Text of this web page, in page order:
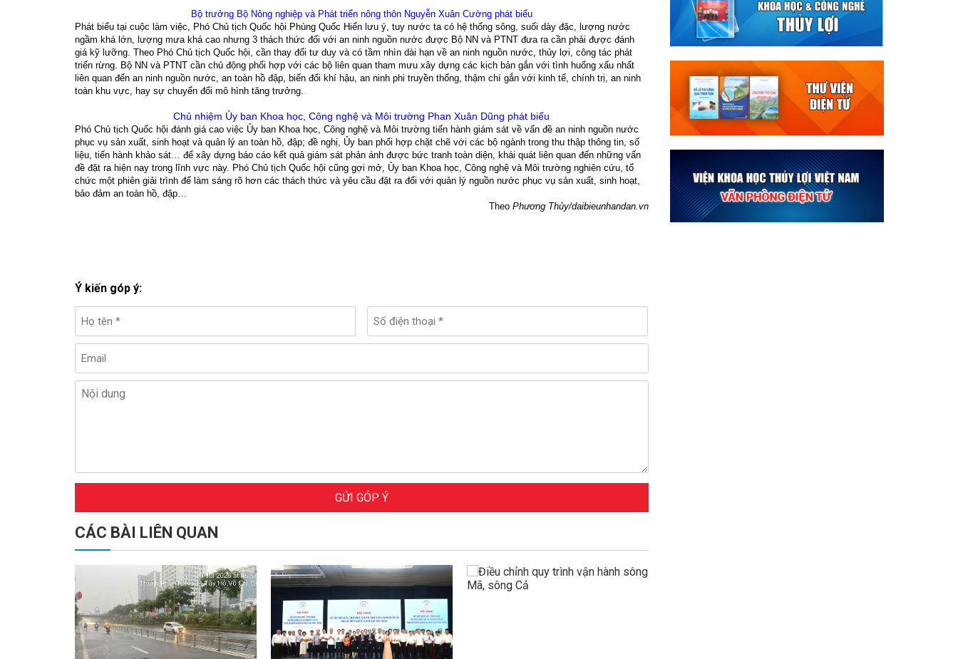
Bộ trưởng Bộ Nông nghiệp và Phát triển nông thôn Nguyễn Xuân Cường phát biểu
Phát biểu tại cuộc làm việc, Phó Chủ tịch Quốc hội Phùng Quốc Hiển lưu ý, tuy nước ta có hệ thống sông, suối dày đặc, lượng nước
ngầm khá lớn, lượng mưa khá cao nhưng 3 thách thức đối với an ninh nguồn nước được Bộ NN và PTNT đưa ra cần phải được đánh
giá kỹ lưỡng. Theo Phó Chủ tịch Quốc hội, cần thay đổi tư duy và có tầm nhìn dài hạn về an ninh nguồn nước, thủy lợi, công tác phát
triển rừng. Bộ NN và PTNT cần chủ động phối hợp với các bộ liên quan tham mưu xây dựng các kịch bản gắn với tình huống xấu nhất
liên quan đến an ninh nguồn nước, an toàn hồ đập, biến đổi khí hậu, an ninh phi truyền thống, thậm chí gắn với kinh tế, chính trị, an ninh
toàn khu vực, hay sự chuyển đổi mô hình tăng trưởng.
Chủ nhiệm Ủy ban Khoa học, Công nghệ và Môi trường Phan Xuân Dũng phát biểu
Phó Chủ tịch Quốc hội đánh giá cao việc Ủy ban Khoa học, Công nghệ và Môi trường tiến hành giám sát về vấn đề an ninh nguồn nước
phục vụ sản xuất, sinh hoạt và quản lý an toàn hồ, đập; đề nghị, Ủy ban phối hợp chặt chẽ với các bộ ngành trong thu thập thông tin, số
liệu, tiến hành khảo sát… để xây dựng báo cáo kết quả giám sát phản ánh được bức tranh toàn diện, khái quát liên quan đến những vấn
đề đặt ra hiện nay trong lĩnh vực này. Phó Chủ tịch Quốc hội cũng gợi mở, Ủy ban Khoa học, Công nghệ và Môi trường nghiên cứu, tổ
chức một phiên giải trình để làm sáng rõ hơn các thách thức và yêu cầu đặt ra đối với quản lý nguồn nước phục vụ sản xuất, sinh hoạt,
bảo đảm an toàn hồ, đập…
Theo Phương Thủy/daibieunhandan.vn
Ý kiến góp ý:
GỬI GÓP Ý
CÁC BÀI LIÊN QUAN